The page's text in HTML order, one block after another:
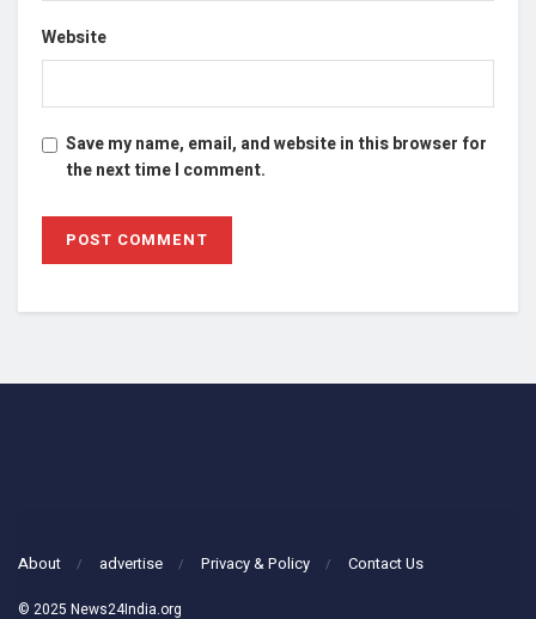
Website
Save my name, email, and website in this browser for
the next time I comment.
About advertise Privacy & Policy Contact Us
© 2025 News24India.org